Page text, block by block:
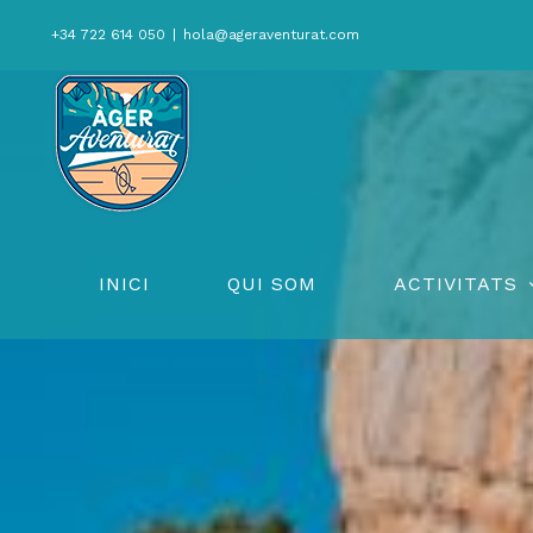
content
+34 722 614 050 hola@ageraventurat.com
INICI QUI SOM ACTIVITATS